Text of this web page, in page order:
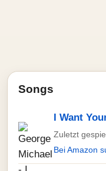
Songs
I Want
Zuletzt
Bei Amazon